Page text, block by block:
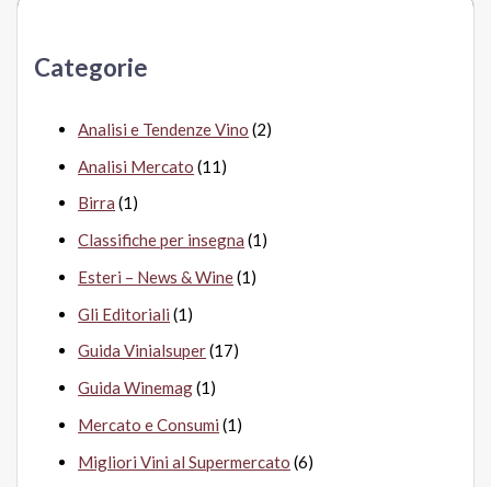
:Categorie
Analisi e Tendenze Vino (2)
Analisi Mercato (11)
Birra (1)
Classifiche per insegna (1)
Esteri – News & Wine(1)
Gli Editoriali (1)
Guida Vinialsuper(17)
Guida Winemag(1)
Mercato e Consumi (1)
Migliori Vini al Supermercato (6)